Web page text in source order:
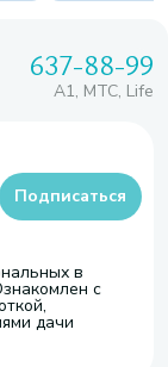
637-88-99
A1, МТС, Life
в
с
дачи
Подписаться